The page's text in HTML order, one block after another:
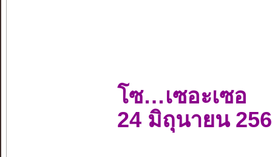
โซ…เซอะเซอ
24 มิถุนายน